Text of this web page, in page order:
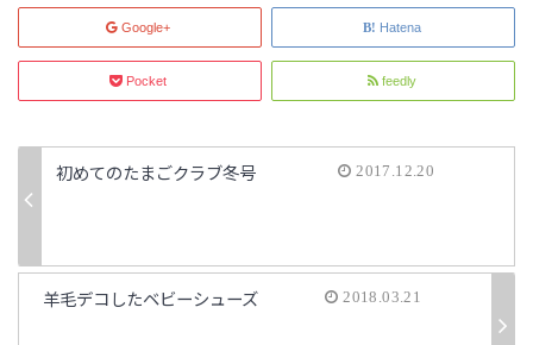
Google+ Hatena
Pocket feedly
2017.12.20
初めてのたまごクラブ冬号
2018.03.21
羊毛デコしたベビーシューズ